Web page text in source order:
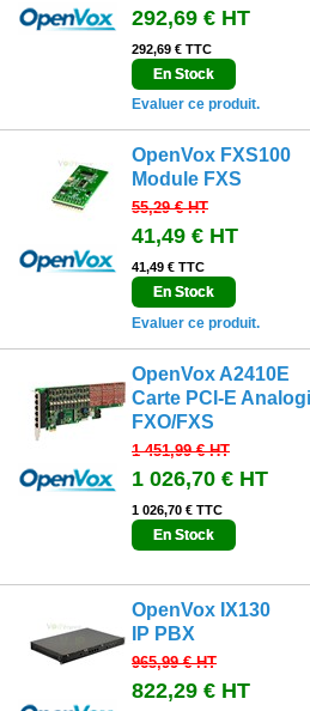
292,69 € HT
292,69 € TTC
En Stock
Evaluer ce produit.
OpenVox FXS100
Module FXS
55,29 €HT
41,49 € HT
41,49 € TTC
En Stock
Evaluer ce produit.
OpenVox A2410E
Carte PCI-E
FXO/FXS
1 451,99 €HT
1 026,70 € HT
1 026,70 € TTC
En Stock
OpenVox IX130
IP PBX
965,99 €HT
822,29 € HT